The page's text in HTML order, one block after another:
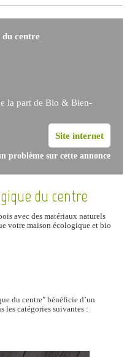
centre
la part de Bio & Bien-
Site internet
problème sur cette annonce
du centre
avec des matériaux naturels
votre maison écologique et bio
du centre" bénéficie d’un
les catégories suivantes :